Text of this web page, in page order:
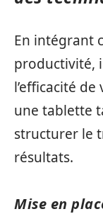
En intégrant
productivité,
l’efficacité
une tablette
structurer le
résultats.
Mise en